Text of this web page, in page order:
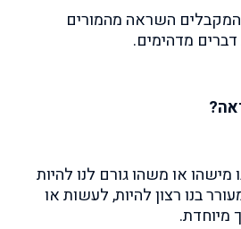
השראה מהמורים
מדהימים.
או משהו גורם לנו להיות
בנו רצון להיות, לעשות או
מיוחדת.